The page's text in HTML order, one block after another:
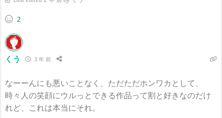
2
くう 3 年 前
なーーんにも悪いことなく、ただただホンワカとして、
時々人の笑顔にウルっとできる作品って割と好きなのだけ
れど、これは本当にそれ。